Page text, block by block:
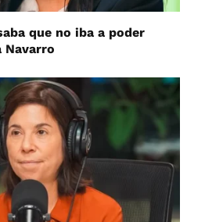
que no iba a poder
Navarro